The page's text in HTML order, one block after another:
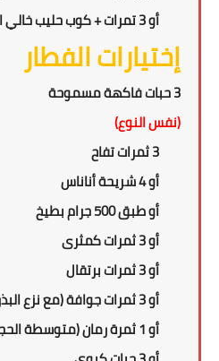
أو 3 تمرات + كوب حليب خالي الدسم
إختيارات الفطار
3 حبات فاكهة مسموحة
(نفس النوع)
3 ثمرات تفاح
أو 4 شريحة أناناس
أو طبق 500 جرام بطيخ
أو 3 ثمرات كمثرى
أو 3 ثمرات برتقال
أو 3 ثمرات جوافة (مع نزع البذر منها)
أو 1 ثمرة رمان (متوسطة الحجم)